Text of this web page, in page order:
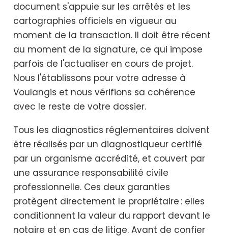
document s'appuie sur les arrêtés et les
cartographies officiels en vigueur au
moment de la transaction. Il doit être récent
au moment de la signature, ce qui impose
parfois de l'actualiser en cours de projet.
Nous l'établissons pour votre adresse à
Voulangis et nous vérifions sa cohérence
avec le reste de votre dossier.
Tous les diagnostics réglementaires doivent
être réalisés par un diagnostiqueur certifié
par un organisme accrédité, et couvert par
une assurance responsabilité civile
professionnelle. Ces deux garanties
protègent directement le propriétaire : elles
conditionnent la valeur du rapport devant le
notaire et en cas de litige. Avant de confier